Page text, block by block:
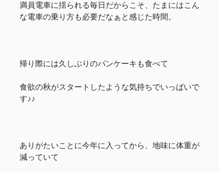
満員電車に揺られる毎日だからこそ、たまにはこん
な電車の乗り方も必要だなぁと感じた時間。
帰り際には久しぶりのパンケーキも食べて
食欲の秋がスタートしたような気持ちでいっぱいで
す♪♪
ありがたいことに今年に入ってから、地味に体重が
減っていて